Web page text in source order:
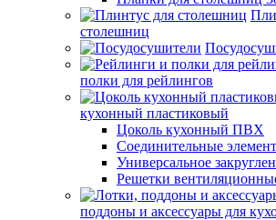
столешниц
полки для рейлингов
кухонный пластиковый
Цоколь кухонный ПВХ
Соединительные
Универсальное
Решетки
поддоны и аксессуары для